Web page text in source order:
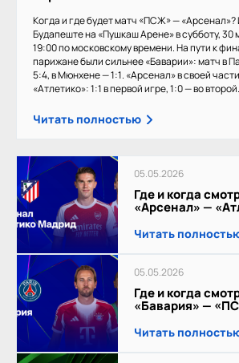
Когда и где будет матч «ПСЖ» — «Арсенал»?
Будапеште на «Пушкаш Арене» в субботу, 30
19:00 по московскому времени. На пути к
парижане были сильнее «Баварии»: матч в
5:4, в Мюнхене — 1:1. «Арсенал» в своей
«Атлетико»: 1:1 в первой игре, 1:0 — во второй.
Читать полностью
05.05.2026
Где и когда
«Арсенал» —
Читать
05.05.2026
Где и когда
«Бавария» —
Читать